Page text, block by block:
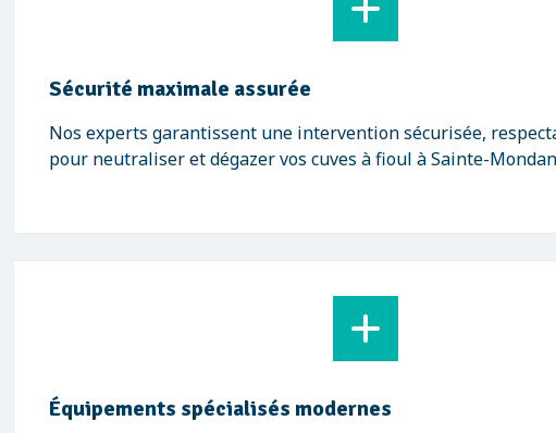
Sécurité maximale assurée
Nos experts garantissent une intervention sécurisée,
pour neutraliser et dégazer vos cuves à fioul à Sainte-
Équipements spécialisés modernes